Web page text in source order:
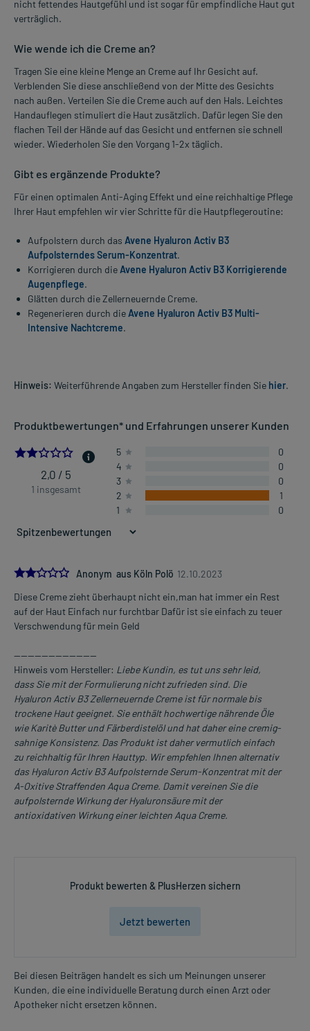
nicht fettendes Hautgefühl und ist sogar für empfindliche Haut gut
verträglich.
Wie wende ich die Creme an?
Tragen Sie eine kleine Menge an Creme auf Ihr Gesicht auf.
Verblenden Sie diese anschließend von der Mitte des Gesichts
nach außen. Verteilen Sie die Creme auch auf den Hals. Leichtes
Handauflegen stimuliert die Haut zusätzlich. Dafür legen Sie den
flachen Teil der Hände auf das Gesicht und entfernen sie schnell
wieder. Wiederholen Sie den Vorgang 1-2x täglich.
Gibt es ergänzende Produkte?
Für einen optimalen Anti-Aging Effekt und eine reichhaltige Pflege
Ihrer Haut empfehlen wir vier Schritte für die Hautpflegeroutine:
Aufpolstern durch das Avene Hyaluron Activ B3
Aufpolsterndes Serum-Konzentrat.
Korrigieren durch dieAvene Hyaluron Activ B3 Korrigierende
Augenpflege.
Glätten durch die Zellerneuernde Creme.
Regenerieren durch dieAvene Hyaluron Activ B3 Multi-
Intensive Nachtcreme.
Hinweis: Weiterführende Angaben zum Hersteller finden Sie hier.
Produktbewertungen* und Erfahrungen unserer Kunden
2.0
2,0 / 5
1 insgesamt
5
0
4
0
3
0
2
1
1
0
2.0Anonym aus Köln Polö 12.10.2023
Diese Creme zieht überhaupt nicht ein,man hat immer ein Rest
auf der Haut Einfach nur furchtbar Dafür ist sie einfach zu teuer
Verschwendung für mein Geld
------------------------
Hinweis vom Hersteller: Liebe Kundin, es tut uns sehr leid,
dass Sie mit der Formulierung nicht zufrieden sind. Die
Hyaluron Activ B3 Zellerneuernde Creme ist für normale bis
trockene Haut geeignet. Sie enthält hochwertige nährende Öle
wie Karitè Butter und Färberdistelöl und hat daher eine cremig-
sahnige Konsistenz. Das Produkt ist daher vermutlich einfach
zu reichhaltig für Ihren Hauttyp. Wir empfehlen Ihnen alternativ
das Hyaluron Activ B3 Aufpolsternde Serum-Konzentrat mit der
A-Oxitive Straffenden Aqua Creme. Damit vereinen Sie die
aufpolsternde Wirkung der Hyaluronsäure mit der
antioxidativen Wirkung einer leichten Aqua Creme.
Produkt bewerten & PlusHerzen sichern
Jetzt bewerten
Bei diesen Beiträgen handelt es sich um Meinungen unserer
Kunden, die eine individuelle Beratung durch einen Arzt oder
Apotheker nicht ersetzen können.